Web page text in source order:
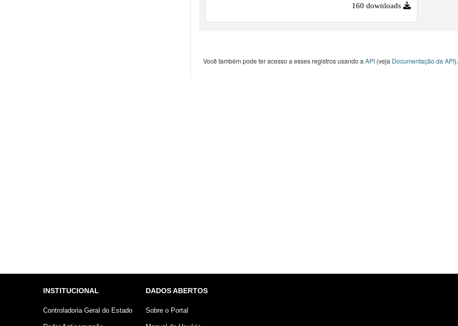
160 downloads
Você também pode ter acesso a esses registros usando a API (veja Documentação da API).
INSTITUCIONAL
Controladoria Geral do Estado
DADOS ABERTOS
Sobre o Portal